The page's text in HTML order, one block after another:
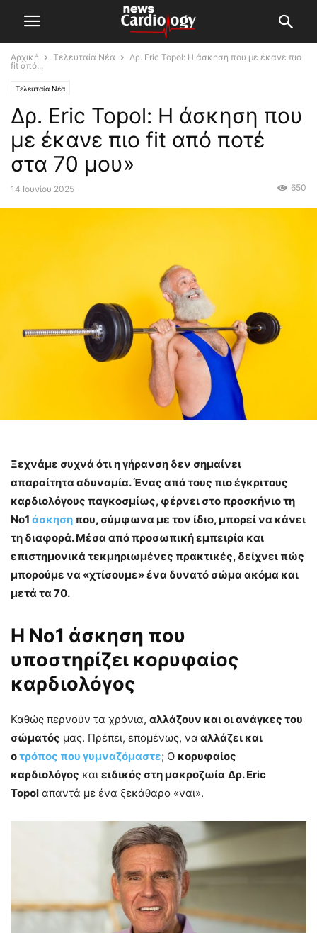
Αρχική Τελευταία Νέα
Δρ. Eric Topol: Η άσκηση που με έκανε πιο
fit από...
Τελευταία Νέα
Δρ. Eric Topol: Η άσκηση που
με έκανε πιο fit από ποτέ
στα 70 μου»
14 Ιουνίου 2025 650
Ξεχνάμε συχνά ότι η γήρανση δεν σημαίνει
απαραίτητα αδυναμία. Ένας από τους πιο έγκριτους
καρδιολόγους παγκοσμίως, φέρνει στο προσκήνιο τη
Νο1 άσκηση που, σύμφωνα με τον ίδιο, μπορεί να κάνει
τη διαφορά. Μέσα από προσωπική εμπειρία και
επιστημονικά τεκμηριωμένες πρακτικές, δείχνει πώς
μπορούμε να «χτίσουμε» ένα δυνατό σώμα ακόμα και
μετά τα 70.
Η Νο1 άσκηση που
υποστηρίζει κορυφαίος
καρδιολόγος
Καθώς περνούν τα χρόνια, αλλάζουν και οι ανάγκες του
σώματός μας. Πρέπει, επομένως, να αλλάζει και
οτρόπος που γυμναζόμαστε; Ο κορυφαίος
καρδιολόγος και ειδικός στη μακροζωία Δρ. Eric
Topol απαντά με ένα ξεκάθαρο «ναι».